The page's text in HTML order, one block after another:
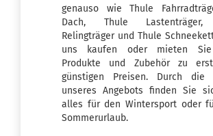
genauso wie Thule
Dach, Thule Lastenträger
Relingträgerund Thule
uns kaufen oder mieten
Produkte und Zubehör zu
günstigen Preisen. Durch die
unseres Angebots finden Sie
alles für den Wintersport oder
Sommerurlaub.